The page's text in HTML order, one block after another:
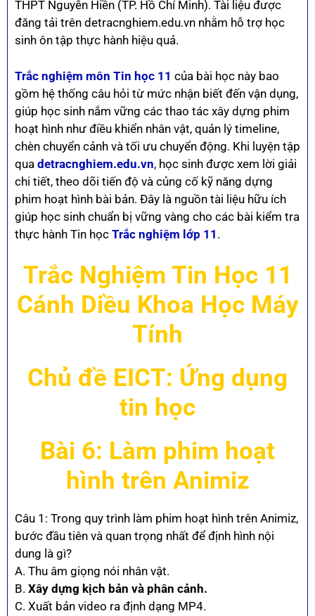
THPT Nguyễn Hiền (TP. Hồ Chí Minh). Tài liệu được
đăng tải trên detracnghiem.edu.vn nhằm hỗ trợ học
sinh ôn tập thực hành hiệu quả.
Trắc nghiệm môn Tin học 11 của bài học này bao
gồm hệ thống câu hỏi từ mức nhận biết đến vận dụng,
giúp học sinh nắm vững các thao tác xây dựng phim
hoạt hình như điều khiển nhân vật, quản lý timeline,
chèn chuyển cảnh và tối ưu chuyển động. Khi luyện tập
qua detracnghiem.edu.vn, học sinh được xem lời giải
chi tiết, theo dõi tiến độ và củng cố kỹ năng dựng
phim hoạt hình bài bản. Đây là nguồn tài liệu hữu ích
giúp học sinh chuẩn bị vững vàng cho các bài kiểm tra
thực hành Tin học Trắc nghiệm lớp 11 .
Trắc Nghiệm Tin Học 11
Cánh Diều Khoa Học Máy
Tính
Chủ đề EICT: Ứng dụng
tin học
Bài 6: Làm phim hoạt
hình trên Animiz
Câu 1: Trong quy trình làm phim hoạt hình trên Animiz,
bước đầu tiên và quan trọng nhất để định hình nội
dung là gì?
A. Thu âm giọng nói nhân vật.
B. Xây dựng kịch bản và phân cảnh.
C. Xuất bản video ra định dạng MP4.